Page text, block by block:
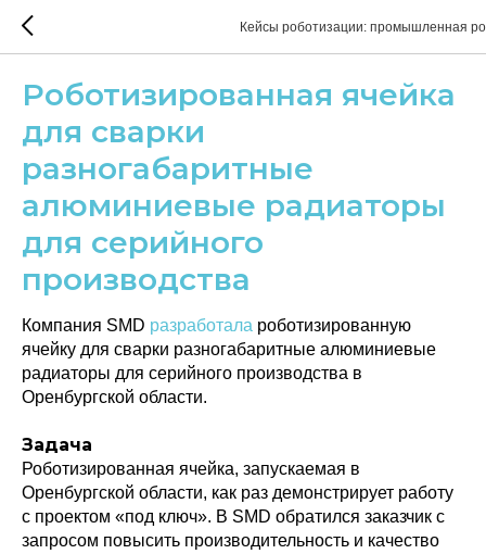
Кейсы роботизации: промышленная
Роботизированная ячейка
для сварки
разногабаритные
алюминиевые радиаторы
для серийного
производства
Компания SMD разработала роботизированную
ячейку для сварки разногабаритные алюминиевые
радиаторы для серийного производства в
Оренбургской области.
Задача
Роботизированная ячейка, запускаемая в
Оренбургской области, как раз демонстрирует работу
с проектом «под ключ». В SMD обратился заказчик с
запросом повысить производительность и качество